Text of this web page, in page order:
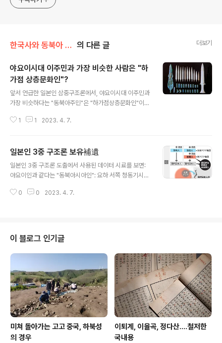
generalized viewpoint
한국사와 동북아 민족의 기원 의 다른 글 더보기
야요이시대 이주민과 가장 비슷한 사람은 "하
가점 상층문화인"?
앞서 언급한 일본인 삼중구조론에서, 야요이시대 이주민과
가장 비슷하다는 "동북아주민"은 "하가점상층문화인"이
쌀 농사를 가지고 들어온 사람으로 지목하는데, 하가점 상
람들이 서로 계통이 다르다는 이야기가 되는데, 비파형동
검-세형동검을 쓰던 사람들과 삼국시대 사람들이 다른 게
통이라는 이야기가 되지 않겠나? **** 弥生時代の移住
の日本人三重構造論において、弥生時代の移住民
1 1 2023. 4. 7.
일본인 3중 구조론 보유補遺
일본인 3중 구조론 도출에서 사용된 데이터 시료를 보면:
야요이인과 같다는 "동북아시아인": 요하 서쪽 청동기시대.
데 그 한족이 누군가가 문제. 한국사와 관련하여 폭발성이
0 0 2023. 4. 7.
이 블로그 인기글
미쳐 돌아가는 고고 중국, 하북성
의 경우
이퇴계, 이율곡, 정다산....철저한
국내용